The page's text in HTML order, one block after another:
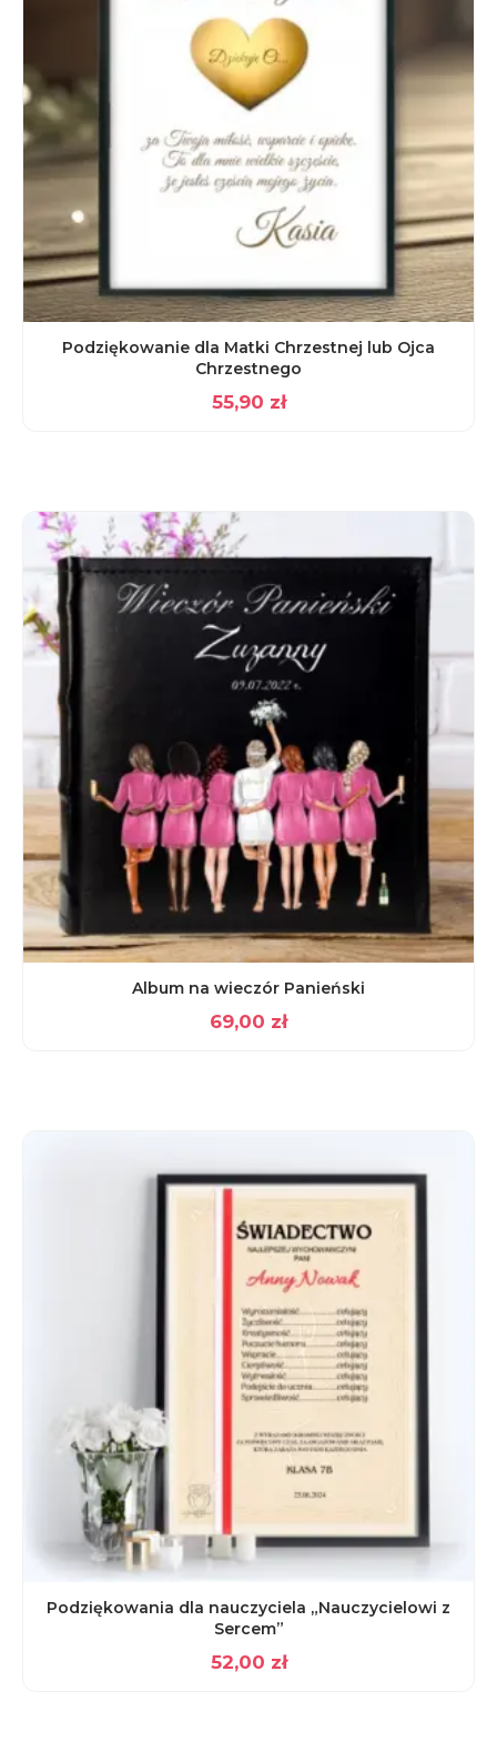
Podziękowanie dla Matki Chrzestnej lub Ojca
Chrzestnego
55,90 zł
Album na wieczór Panieński
69,00 zł
Podziękowania dla nauczyciela „Nauczycielowi z
Sercem”
52,00 zł